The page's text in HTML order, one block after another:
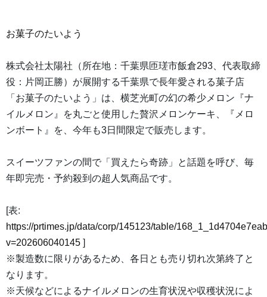
お菓子のたいよう
株式会社太陽社（所在地：千葉県匝瑳市飯倉293、代表取締
役：片岡正勝）が展開する千葉県で長年愛される菓子店
「お菓子のたいよう」は、横芝光町の幻の希少メロン『ナ
イルメロン』を丸ごと使用した贅沢メロンケーキ、『メロ
ンボート』を、今年も3日間限定で販売します。
スイーツファンの間で「買えたら奇跡」と話題を呼び、毎
年即完売・予約殺到の超人気商品です。
[表:
https://prtimes.jp/data/corp/145123/table/
v=202606040145 ]
※製造数に限りがあるため、各日とも売り切れ次第終了と
なります。
※天候などによるナイルメロンの生育状況や収穫状況によ